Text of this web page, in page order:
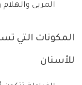
المربى
المكونات التي
للأسنان